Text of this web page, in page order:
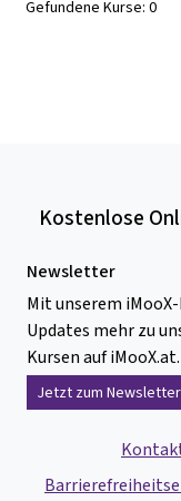
Gefundene Kurse: 0
Kostenlose
Newsletter
Mit unserem
Updates mehr zu
Kursen auf iMooX.at.
Jetzt zum